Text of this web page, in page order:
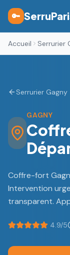
🔑
Accueil Serrurier
Serrurier Gagny
GAGNY
Coffre-fort
Intervention
transparent.
4.9/5